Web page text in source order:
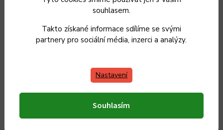
souhlasem.
Takto získané informace sdílíme se svými
partnery pro sociální média, inzerci a analýzy.
Nastavení
Souhlasím
8590191165432